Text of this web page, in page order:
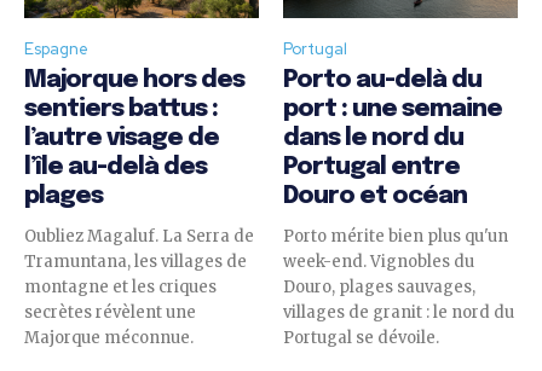
Espagne
Majorque hors des
sentiers battus :
l’autre visage de
l’île au-delà des
plages
Oubliez Magaluf. La Serra de
Tramuntana, les villages de
montagne et les criques
secrètes révèlent une
Majorque méconnue.
Portugal
Porto au-delà du
port : une semaine
dans le nord du
Portugal entre
Douro et océan
Porto mérite bien plus qu'un
week-end. Vignobles du
Douro, plages sauvages,
villages de granit : le nord du
Portugal se dévoile.